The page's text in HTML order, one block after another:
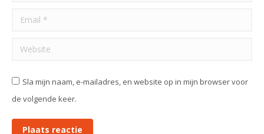
Email *
Website
Sla mijn naam, e-mailadres, en website op in mijn browser voor
de volgende keer.
Plaats reactie